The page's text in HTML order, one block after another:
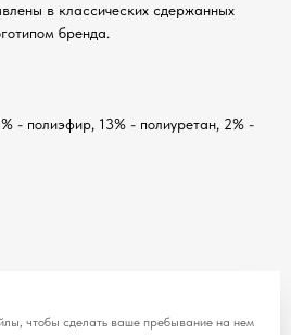
в классических сдержанных
бренда.
- полиэфир, 13% - полиуретан, 2% -
чтобы сделать ваше пребывание на нем